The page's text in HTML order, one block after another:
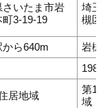
さいたま市岩
3-19-19
埼
槻
ら640m
岩
198
居地域
第1
域